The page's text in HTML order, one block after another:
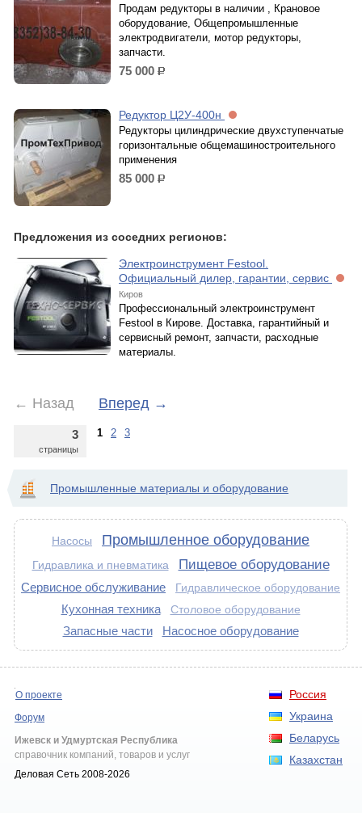
Продам редукторы в наличии , Крановое
оборудование, Общепромышленные
электродвигатели, мотор редукторы,
запчасти.
75 000 р.
Редуктор Ц2У-400н
Редукторы цилиндрические двухступенчатые
горизонтальные общемашиностроительного
применения
85 000 р.
Предложения из соседних регионов:
Электроинструмент Festool.
Официальный дилер, гарантии, сервис
Киров
Профессиональный электроинструмент
Festool в Кирове. Доставка, гарантийный и
сервисный ремонт, запчасти, расходные
материалы.
← Назад Вперед →
3
страницы
1 2 3
Промышленные материалы и оборудование
Насосы Промышленное оборудование
Гидравлика и пневматика Пищевое оборудование
Сервисное обслуживание Гидравлическое оборудование
Кухонная техника Столовое оборудование
Запасные части Насосное оборудование
Россия
Украина
Беларусь
Казахстан
О проекте
Форум
Ижевск и Удмуртская Республика
справочник компаний, товаров и услуг
Деловая Сеть 2008-2026